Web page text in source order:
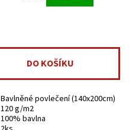
Bavlněné povlečení (140x200cm)
120 g/m2
100% bavlna